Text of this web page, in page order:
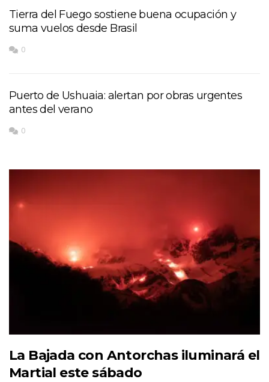
Tierra del Fuego sostiene buena ocupación y
suma vuelos desde Brasil
0
Puerto de Ushuaia: alertan por obras urgentes
antes del verano
0
La Bajada con Antorchas iluminará el
Martial este sábado